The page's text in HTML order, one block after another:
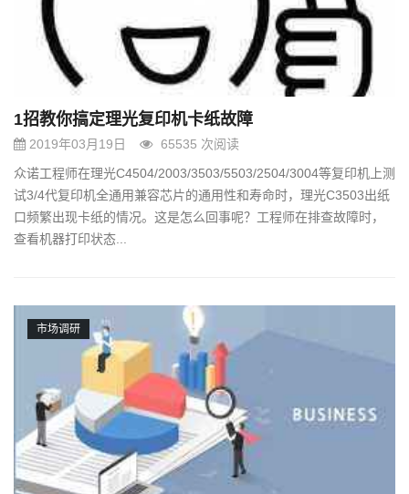
1招教你搞定理光复印机卡纸故障
2019年03月19日
65535 次阅读
众诺工程师在理光C4504/2003/3503/5503/2504/3004等复印机上测
试3/4代复印机全通用兼容芯片的通用性和寿命时，理光C3503出纸
口频繁出现卡纸的情况。这是怎么回事呢？工程师在排查故障时，
查看机器打印状态...
市场调研